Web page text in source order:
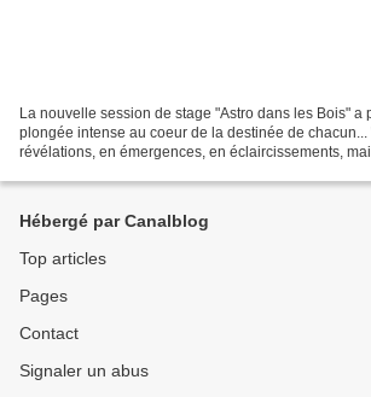
La nouvelle session de stage "Astro dans les Bois" a
plongée intense au coeur de la destinée de
révélations, en émergences, en éclaircissements,
Hébergé par Canalblog
Top articles
Pages
Contact
Signaler un abus